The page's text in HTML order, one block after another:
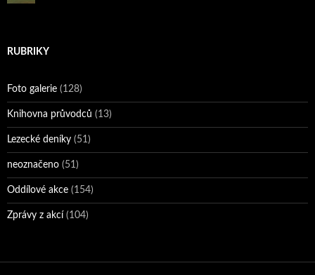
RUBRIKY
Foto galerie (128)
Knihovna průvodců (13)
Lezecké deníky (51)
neoznačeno (51)
Oddílové akce (154)
Zprávy z akcí (104)